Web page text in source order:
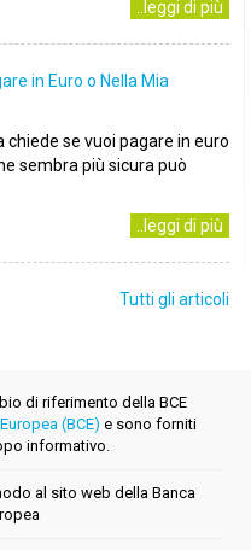
..leggi di più
in Euro o Nella Mia
chiede se vuoi pagare in euro
sembra più sicura può
..leggi di più
Tutti gli articoli
di riferimento della BCE
(BCE) e sono forniti
informativo.
al sito web della Banca